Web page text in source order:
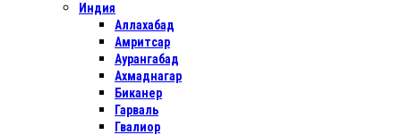
Индия
Аллахабад
Амритсар
Аурангабад
Ахмаднагар
Биканер
Гарваль
Гвалиор